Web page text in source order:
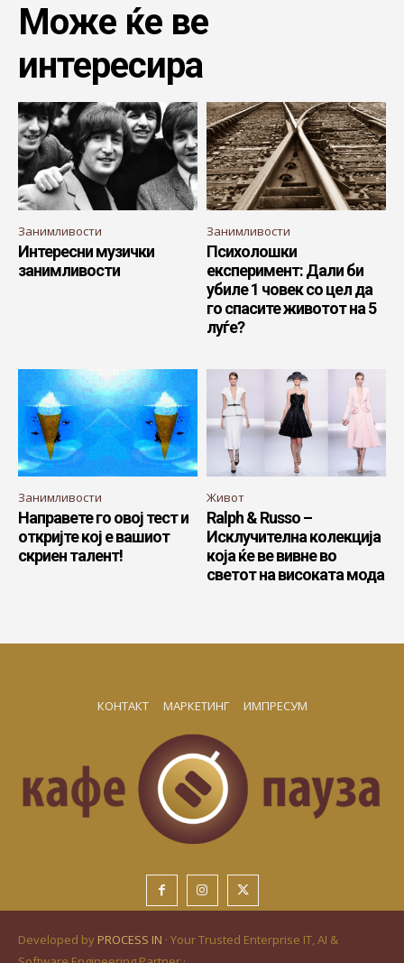
Може ќе ве
интересира
Занимливости
Интересни музички
занимливости
Занимливости
Психолошки
експеримент: Дали би
убиле 1 човек со цел да
го спасите животот на 5
луѓе?
Занимливости
Направете го овој тест и
откријте кој е вашиот
скриен талент!
Живот
Ralph & Russo –
Исклучителна колекција
која ќе ве вивне во
светот на високата мода
КОНТАКТ МАРКЕТИНГ ИМПРЕСУМ
Developed by PROCESS IN · Your Trusted Enterprise IT, AI &